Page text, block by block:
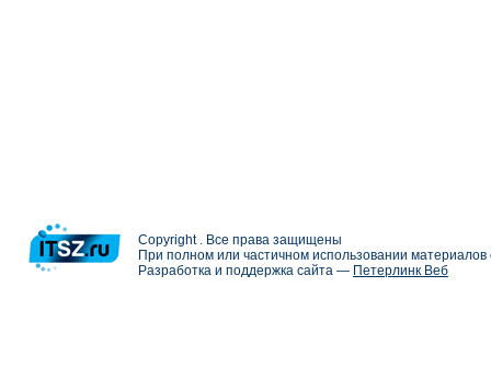
Copyright . Все права защищены
При полном или частичном использовании
Разработка и поддержка сайта — Петерлинк Веб